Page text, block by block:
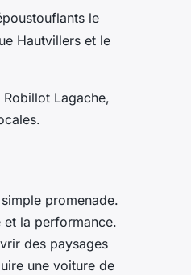
le
Hautvillers et le
Lagache,
promenade.
la performance.
des paysages
une voiture de